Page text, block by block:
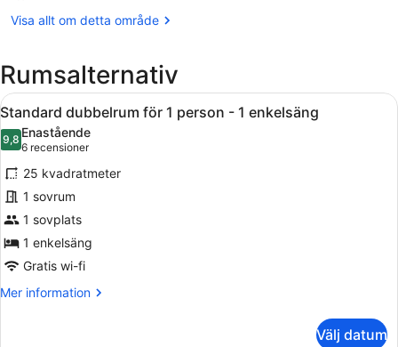
Airport
Spanien
Visa allt om detta område
Rumsalternativ
Öppna
alla
foton
för
Standard
dubbelrum
för
1
person
-
1 sovrum, skrivbord,
5
Standard dubbelrum för 1 person - 1 enkelsäng
9,89,8 av 10
Enastående
6 recensioner
(6 recensioner)
25 kvadratmeter
1 sovrum
1 sovplats
1 enkelsäng
Gratis wi-fi
Mer information
Mer
Välj datum